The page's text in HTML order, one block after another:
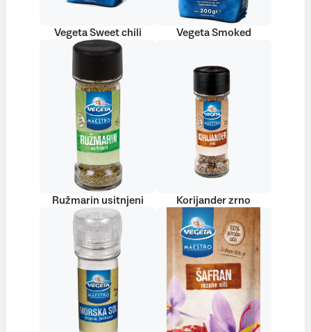
Vegeta Sweet chili Vegeta Smoked
Ružmarin usitnjeni Korijander zrno